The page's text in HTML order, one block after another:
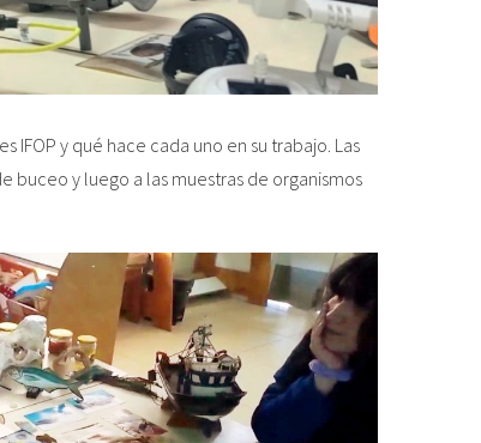
IFOP y qué hace cada uno en su trabajo. Las
buceo y luego a las muestras de organismos